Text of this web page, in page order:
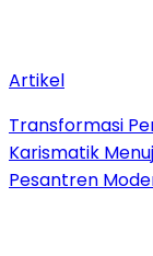
Artikel
Transformasi
Karismatik
Pesantren